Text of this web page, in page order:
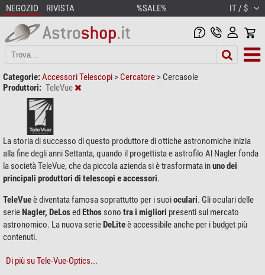
NEGOZIO RIVISTA %SALE% IT / $
Categorie:Accessori Telescopi > Cercatore > Cercasole
Produttori: TeleVue
La storia di successo di questo produttore di ottiche astronomiche inizia
alla fine degli anni Settanta, quando il progettista e astrofilo Al Nagler fonda
la società TeleVue, che da piccola azienda si è trasformata inuno dei
principali produttori di telescopi e accessori.
TeleVueè diventata famosa soprattutto per i suoioculari. Gli oculari delle
serieNagler, DeLosedEthos sono tra i migliori presenti sul mercato
astronomico. La nuova serieDeLiteè accessibile anche per i budget più
contenuti.
Di più su Tele-Vue-Optics...